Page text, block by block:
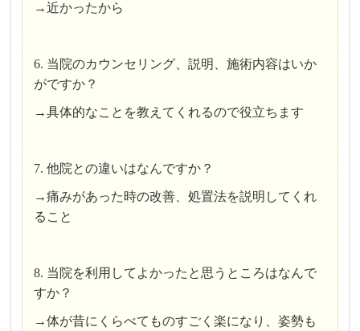
→近かったから
6. 当院のカウンセリング、説明、施術内容はいか
がですか？
→具体的なことを教えてくれるので役立ちます
7. 他院との違いはなんですか？
→痛みがあった時の改善、処置法を説明してくれ
ること
8. 当院を利用してよかったと思うところはなんで
すか？
→体が昔にくらべてものすごく楽になり、姿勢も